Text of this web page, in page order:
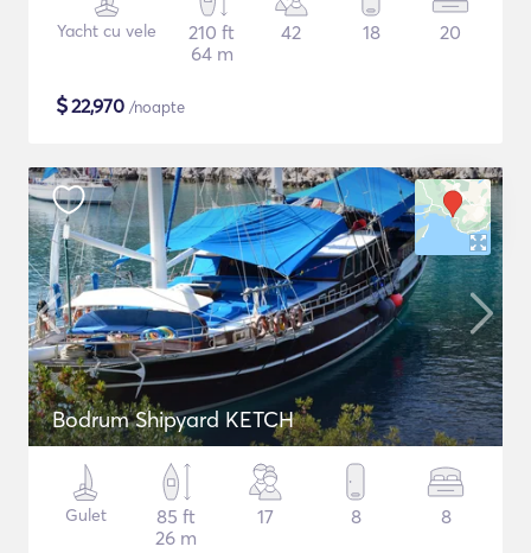
Yacht cu vele
210 ft
64 m
42 18 20
$22,970 /noapte
Bodrum Shipyard KETCH
Gulet
85 ft
26 m
17 8 8